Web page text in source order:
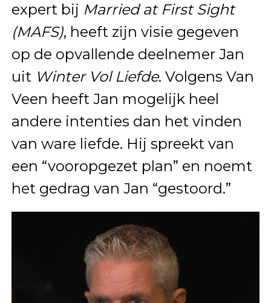
expert bij Married at First Sight
(MAFS), heeft zijn visie gegeven
op de opvallende deelnemer Jan
uit Winter Vol Liefde. Volgens Van
Veen heeft Jan mogelijk heel
andere intenties dan het vinden
van ware liefde. Hij spreekt van
een “vooropgezet plan” en noemt
het gedrag van Jan “gestoord.”